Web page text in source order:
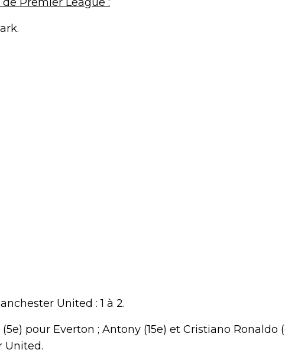
United : 1 à 2.
pour Everton ; Antony (15e) et Cristiano Ronaldo
United.